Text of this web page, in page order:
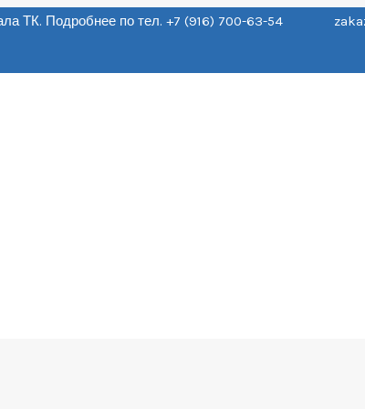
ТК. Подробнее по тел. +7 (916) 700-63-54